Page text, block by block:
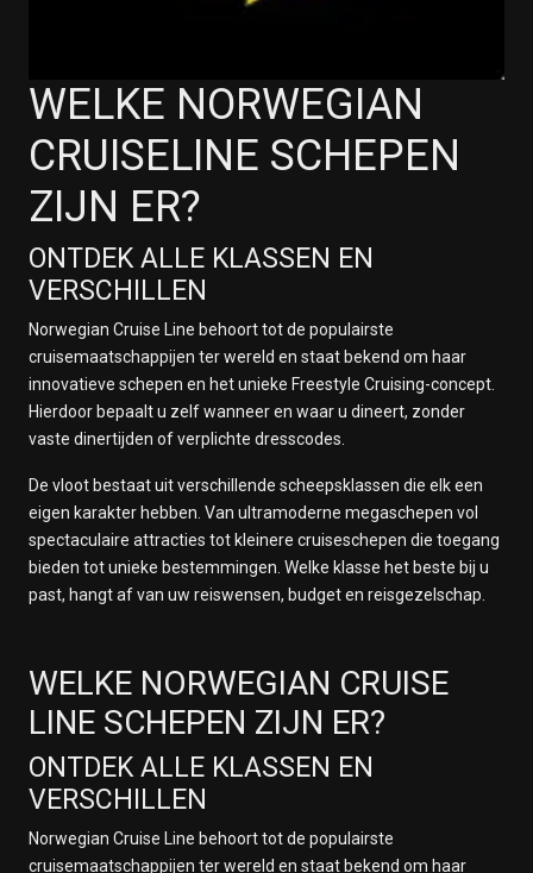
WELKE NORWEGIAN
CRUISELINE SCHEPEN
ZIJN ER?
ONTDEK ALLE KLASSEN EN
VERSCHILLEN
Norwegian Cruise Line behoort tot de populairste
cruisemaatschappijen ter wereld en staat bekend om haar
innovatieve schepen en het unieke Freestyle Cruising-concept.
Hierdoor bepaalt u zelf wanneer en waar u dineert, zonder
vaste dinertijden of verplichte dresscodes.
De vloot bestaat uit verschillende scheepsklassen die elk een
eigen karakter hebben. Van ultramoderne megaschepen vol
spectaculaire attracties tot kleinere cruiseschepen die toegang
bieden tot unieke bestemmingen. Welke klasse het beste bij u
past, hangt af van uw reiswensen, budget en reisgezelschap.
WELKE NORWEGIAN CRUISE
LINE SCHEPEN ZIJN ER?
ONTDEK ALLE KLASSEN EN
VERSCHILLEN
Norwegian Cruise Line behoort tot de populairste
cruisemaatschappijen ter wereld en staat bekend om haar